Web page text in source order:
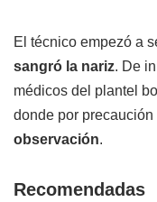
El técnico empezó a
sangró la nariz. De
médicos del plantel
donde por
observación.
Recomendadas